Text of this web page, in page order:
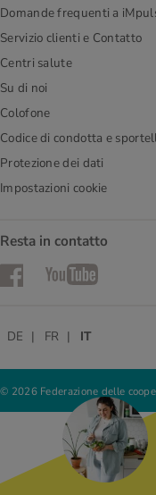
Domande frequenti a
Servizio clienti e Contatto
Centri salute
Su di noi
Colofone
Codice di condotta e
Protezione dei dati
Impostazioni cookie
Resta in contatto
FacebookYouTube
© 2026 Federazione delle
DE FR IT